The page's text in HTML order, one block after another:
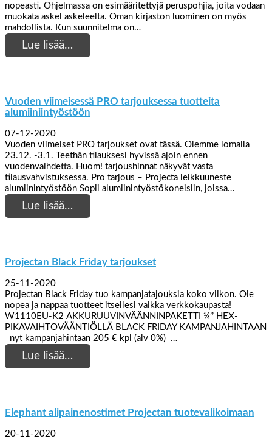
nopeasti. Ohjelmassa on esimääritettyjä peruspohjia, joita vodaan
muokata askel askeleelta. Oman kirjaston luominen on myös
mahdollista. Kun suunnitelma on…
Lue lisää…
Vuoden viimeisessä PRO tarjouksessa tuotteita
alumiiniintyöstöön
07-12-2020
Vuoden viimeiset PRO tarjoukset ovat tässä. Olemme lomalla
23.12. -3.1. Teethän tilauksesi hyvissä ajoin ennen
vuodenvaihdetta. Huom! tarjoushinnat näkyvät vasta
tilausvahvistuksessa. Pro tarjous – Projecta leikkuuneste
alumiinintyöstöön Sopii alumiinintyöstökoneisiin, joissa…
Lue lisää…
Projectan Black Friday tarjoukset
25-11-2020
Projectan Black Friday tuo kampanjatajouksia koko viikon. Ole
nopea ja nappaa tuotteet itsellesi vaikka verkkokaupasta!
W1110EU-K2 AKKURUUVINVÄÄNNINPAKETTI ¼’’ HEX-
PIKAVAIHTOVÄÄNTIÖLLÄ BLACK FRIDAY KAMPANJAHINTAAN
nyt kampanjahintaan 205 € kpl (alv 0%) …
Lue lisää…
Elephant alipainenostimet Projectan tuotevalikoimaan
20-11-2020